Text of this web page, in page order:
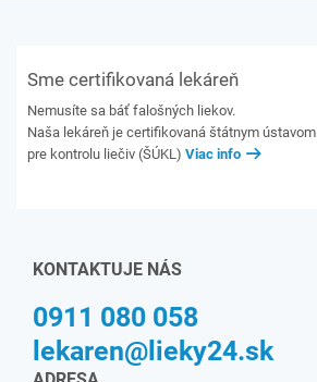
Sme certifikovaná lekáreň
Nemusíte sa báť falošných liekov.
Naša lekáreň je certifikovaná štátnym ústavom
pre kontrolu liečiv (ŠÚKL) Viac info
KONTAKTUJE NÁS
0911 080 058
lekaren@lieky24.sk